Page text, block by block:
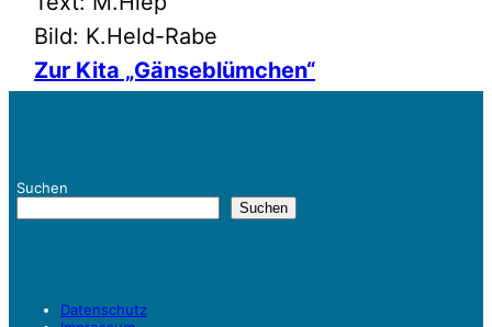
Bild: K.Held-Rabe
Zur Kita „Gänseblümchen“
Suchen
Suchen
Datenschutz